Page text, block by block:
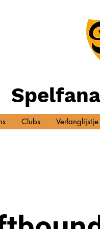
Clubs Verlanglijstje